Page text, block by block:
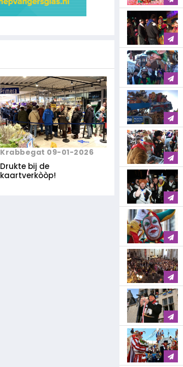
Krabbegat 09-01-2026
Drukte bij de
kaartverkòòp!